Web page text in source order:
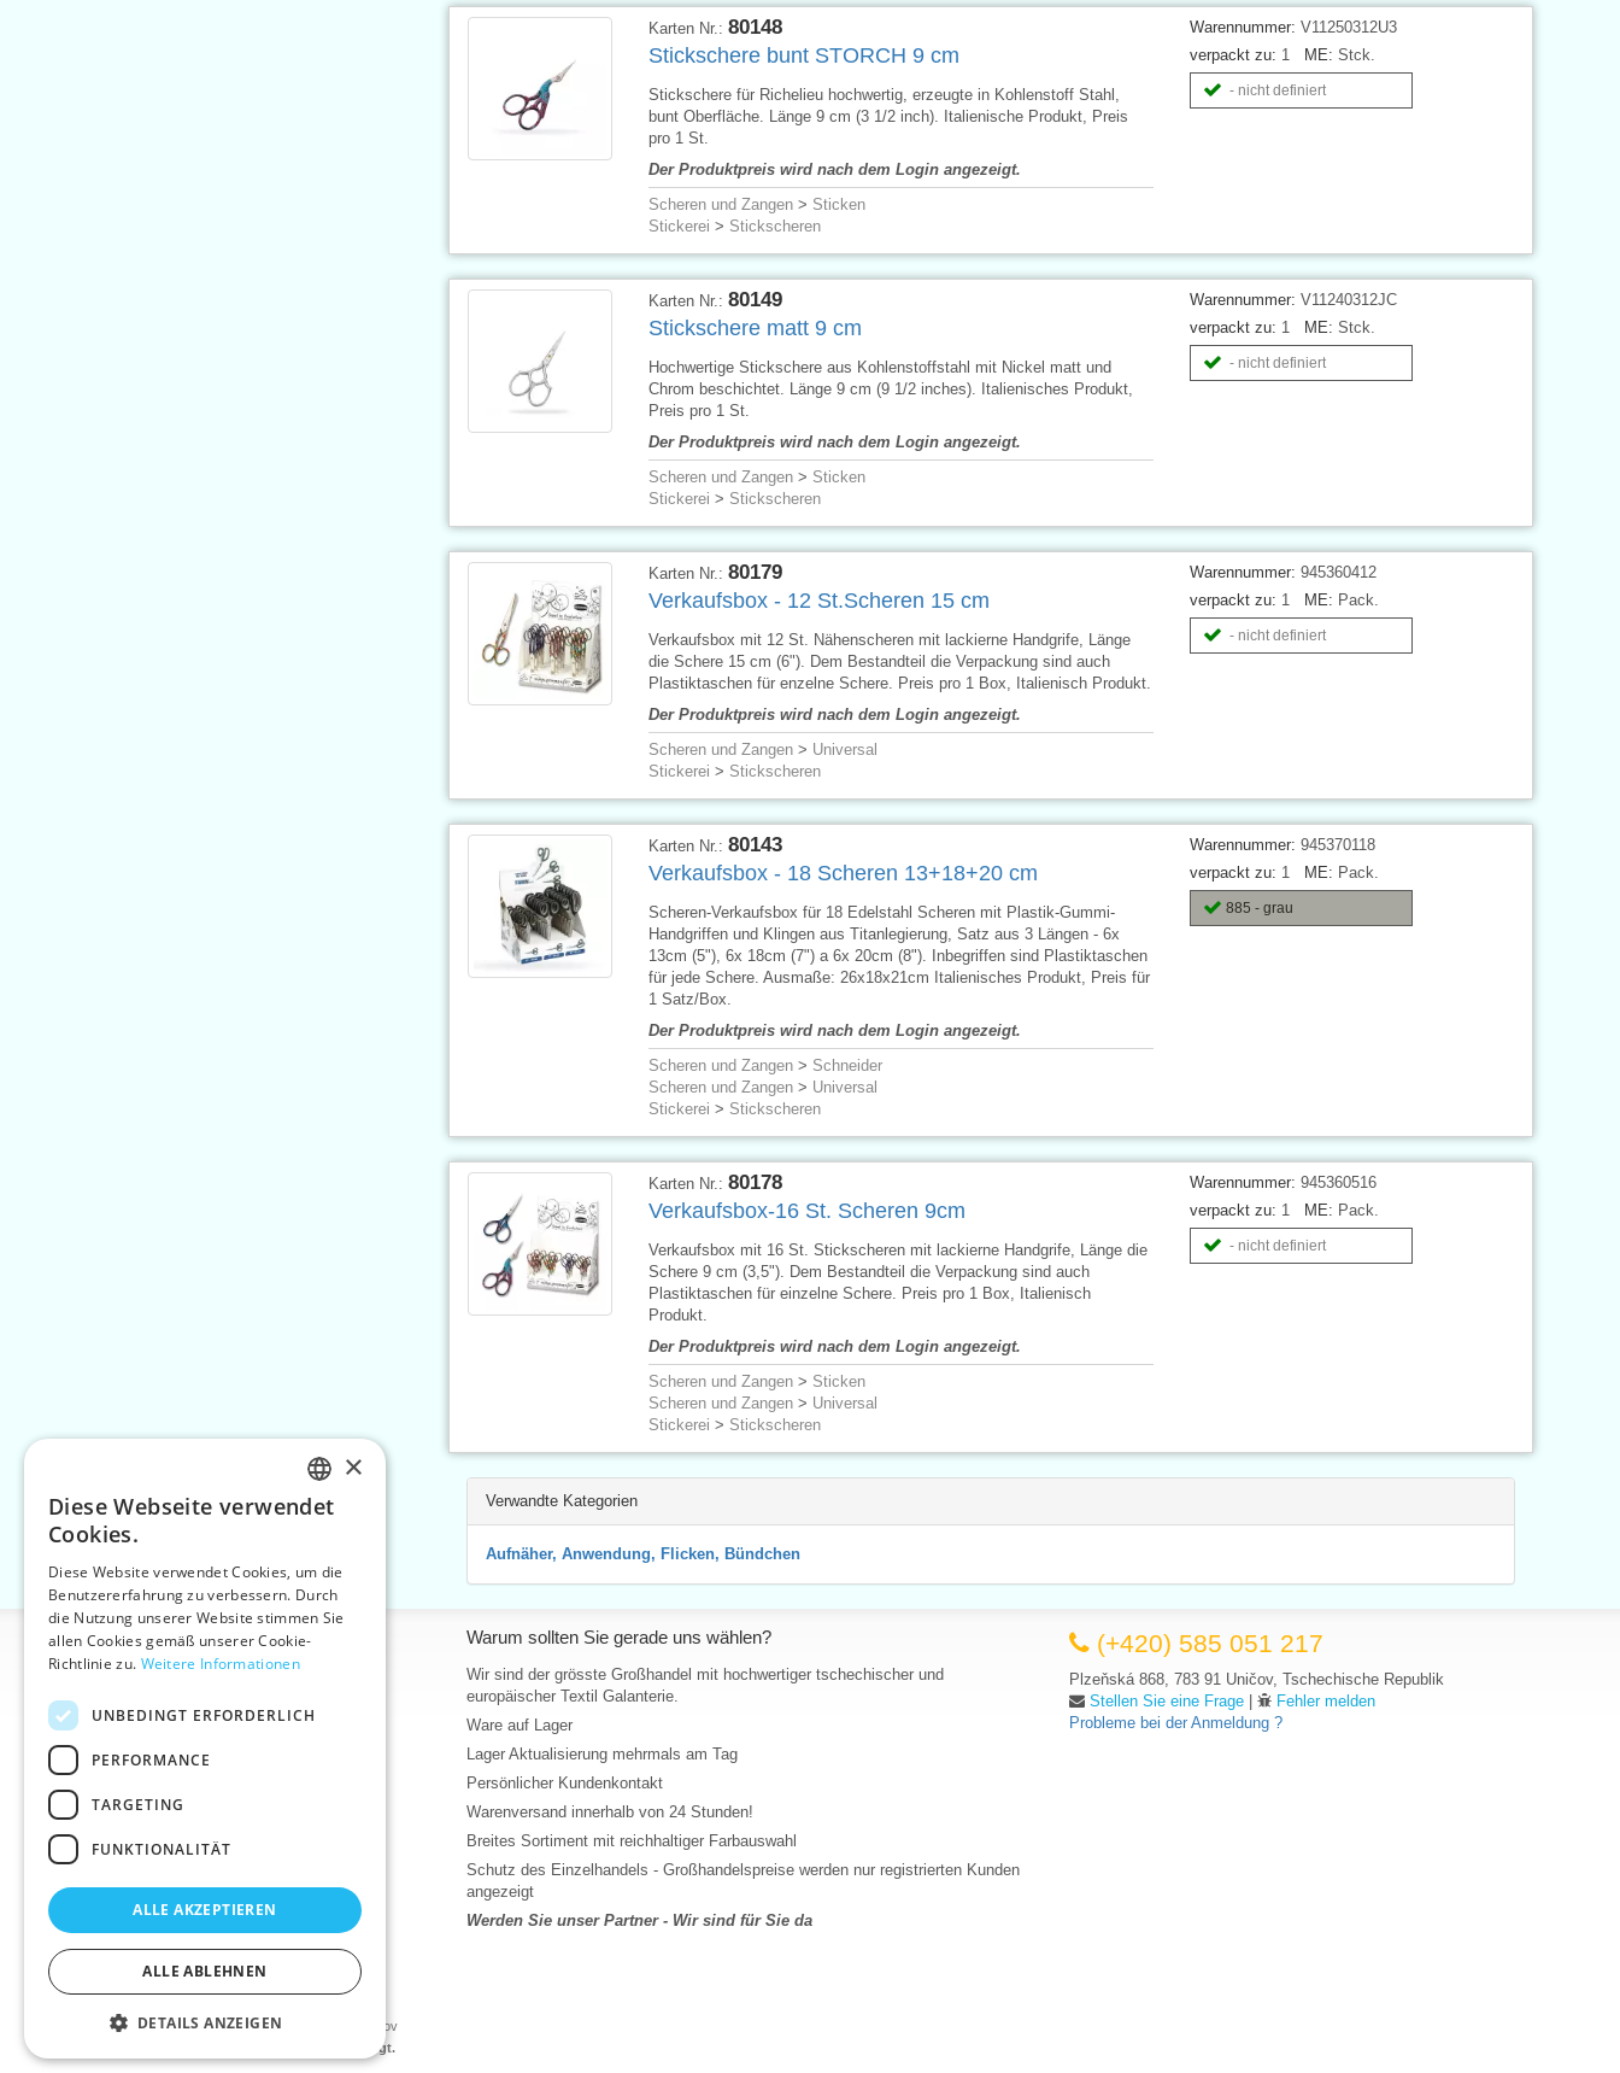
Warennummer: V11250312U3
verpackt zu: 1 ME: Stck.
- nicht definiert
Karten Nr.: 80148
Stickschere bunt STORCH 9 cm
Stickschere für Richelieu hochwertig, erzeugte in Kohlenstoff Stahl,
bunt Oberfläche. Länge 9 cm (3 1/2 inch). Italienische Produkt, Preis
pro 1 St.
Der Produktpreis wird nach dem Login angezeigt.
Scheren und Zangen> Sticken
Stickerei > Stickscheren
Warennummer: V11240312JC
verpackt zu: 1 ME: Stck.
- nicht definiert
Karten Nr.: 80149
Stickschere matt 9 cm
Hochwertige Stickschere aus Kohlenstoffstahl mit Nickel matt und
Chrom beschichtet. Länge 9 cm (9 1/2 inches). Italienisches Produkt,
Preis pro 1 St.
Der Produktpreis wird nach dem Login angezeigt.
Scheren und Zangen> Sticken
Stickerei > Stickscheren
Warennummer: 945360412
verpackt zu: 1 ME: Pack.
- nicht definiert
Karten Nr.: 80179
Verkaufsbox - 12 St.Scheren 15 cm
Verkaufsbox mit 12 St. Nähenscheren mit lackierne Handgrife, Länge
die Schere 15 cm (6"). Dem Bestandteil die Verpackung sind auch
Plastiktaschen für enzelne Schere. Preis pro 1 Box, Italienisch Produkt.
Der Produktpreis wird nach dem Login angezeigt.
Scheren und Zangen> Universal
Stickerei > Stickscheren
Warennummer: 945370118
verpackt zu: 1 ME: Pack.
885 - grau
Karten Nr.: 80143
Verkaufsbox - 18 Scheren 13+18+20 cm
Scheren-Verkaufsbox für 18 Edelstahl Scheren mit Plastik-Gummi-
Handgriffen und Klingen aus Titanlegierung, Satz aus 3 Längen - 6x
13cm (5"), 6x 18cm (7") a 6x 20cm (8"). Inbegriffen sind Plastiktaschen
für jede Schere. Ausmaße: 26x18x21cm Italienisches Produkt, Preis für
1 Satz/Box.
Der Produktpreis wird nach dem Login angezeigt.
Scheren und Zangen> Schneider
Scheren und Zangen> Universal
Stickerei > Stickscheren
Warennummer: 945360516
verpackt zu: 1 ME: Pack.
- nicht definiert
Karten Nr.: 80178
Verkaufsbox-16 St. Scheren 9cm
Verkaufsbox mit 16 St. Stickscheren mit lackierne Handgrife, Länge die
Schere 9 cm (3,5"). Dem Bestandteil die Verpackung sind auch
Plastiktaschen für einzelne Schere. Preis pro 1 Box, Italienisch
Produkt.
Der Produktpreis wird nach dem Login angezeigt.
Scheren und Zangen> Sticken
Scheren und Zangen> Universal
Stickerei > Stickscheren
Verwandte Kategorien
Aufnäher, Anwendung, Flicken, Bündchen
Informationen
Home
Über uns
personenbezogener Daten
Aktuelles
©2026 Kurzwaren-Großhandel - VTC AG., Uničov
Die Preise werden nach dem Login angezeigt.
Warum sollten Sie gerade uns wählen?
Wir sind der grösste Großhandel mit hochwertiger tschechischer und
europäischer Textil Galanterie.
Ware auf Lager
Lager Aktualisierung mehrmals am Tag
Persönlicher Kundenkontakt
Warenversand innerhalb von 24 Stunden!
Breites Sortiment mit reichhaltiger Farbauswahl
Schutz des Einzelhandels - Großhandelspreise werden nur registrierten Kunden
angezeigt
Werden Sie unser Partner - Wir sind für Sie da
(+420) 585 051 217
Plzeňská 868, 783 91 Uničov, Tschechische Republik
Stellen Sie eine Frage |
Fehler melden
Probleme bei der Anmeldung ?
CZECH
ENGLISH
×
Diese Webseite verwendet
Cookies.
Diese Website verwendet Cookies, um die
Benutzererfahrung zu verbessern. Durch
die Nutzung unserer Website stimmen Sie
allen Cookies gemäß unserer Cookie-
Richtlinie zu. Weitere Informationen
UNBEDINGT ERFORDERLICH
PERFORMANCE
TARGETING
FUNKTIONALITÄT
ALLE AKZEPTIEREN
ALLE ABLEHNEN
DETAILS ANZEIGEN